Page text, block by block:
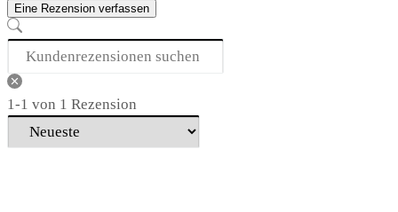
Eine Rezension verfassen
1-1 von 1 Rezension